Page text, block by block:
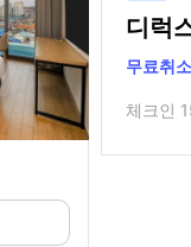
디럭
무료취소
체크인